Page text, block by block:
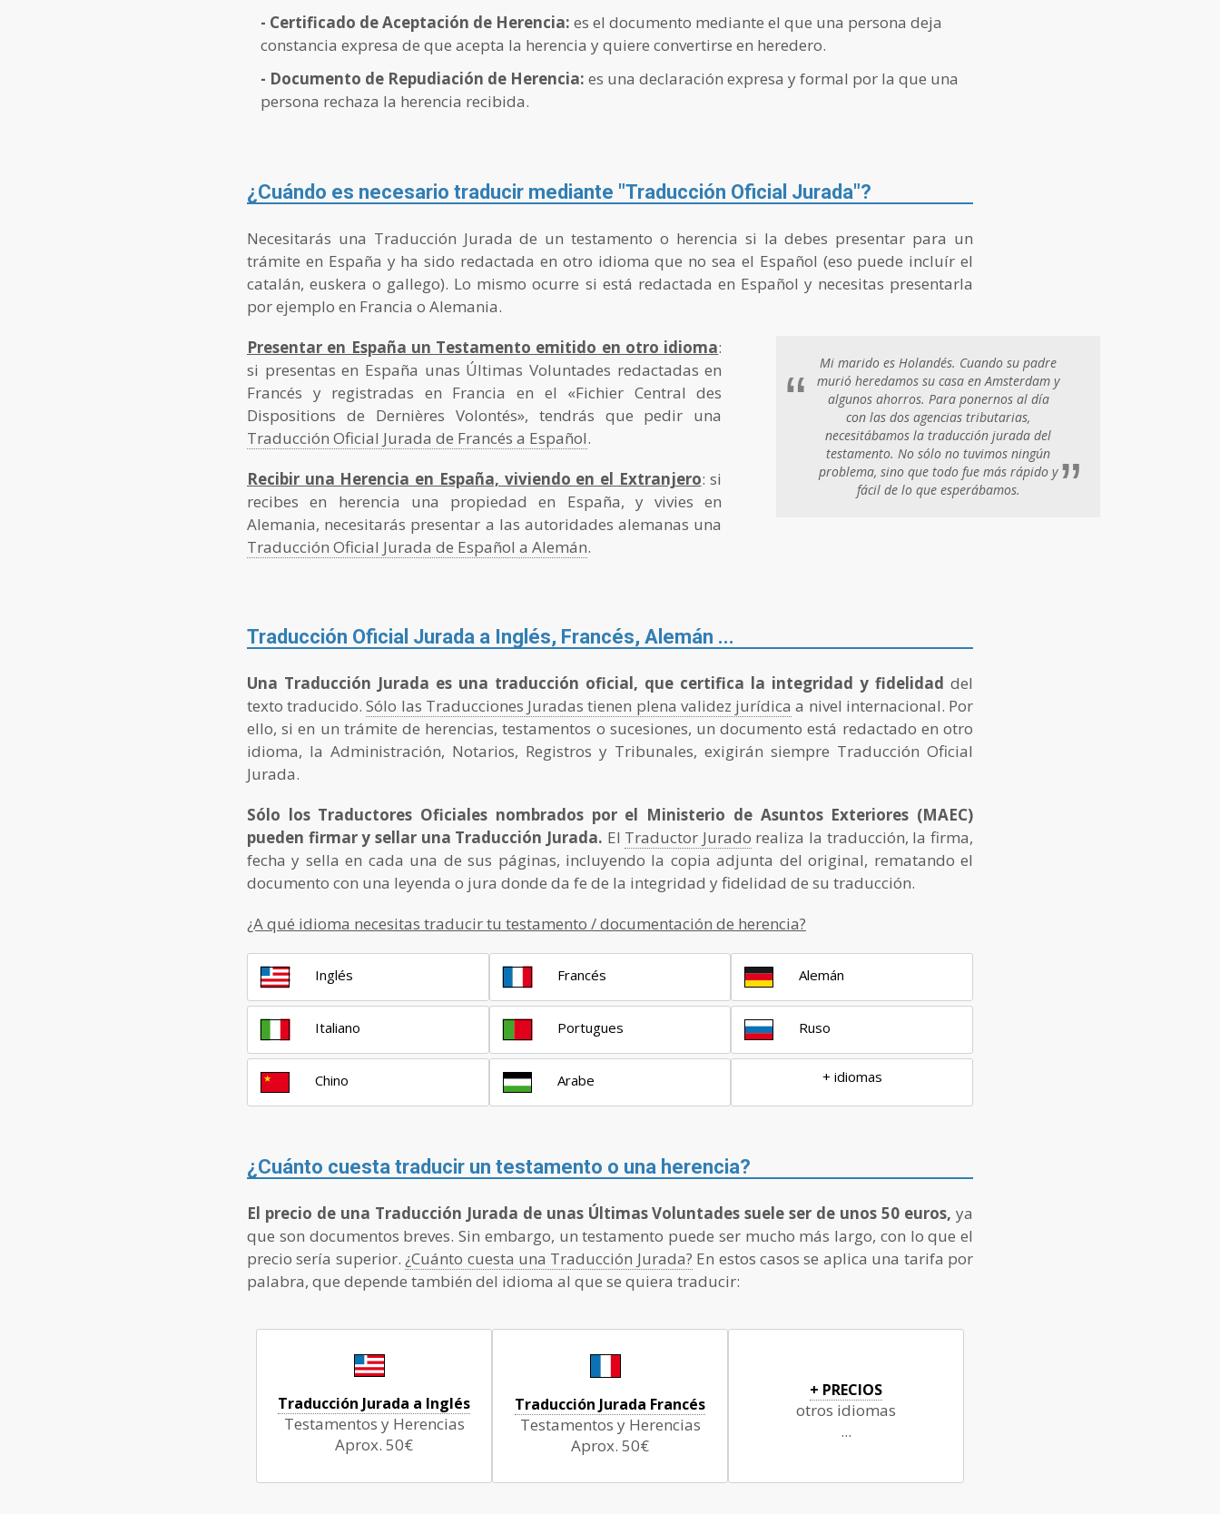
- Certificado de Aceptación de Herencia: es el documento mediante el que una persona deja
constancia expresa de que acepta la herencia y quiere convertirse en heredero.
- Documento de Repudiación de Herencia: es una declaración expresa y formal por la que una
persona rechaza la herencia recibida.
¿Cuándo es necesario traducir mediante "Traducción Oficial Jurada"?
Necesitarás una Traducción Jurada de un testamento o herencia si la debes presentar para un
trámite en España y ha sido redactada en otro idioma que no sea el Español (eso puede incluír el
catalán, euskera o gallego). Lo mismo ocurre si está redactada en Español y necesitas presentarla
por ejemplo en Francia o Alemania.
Presentar en España un Testamento emitido en otro idioma:
si presentas en España unas Últimas Voluntades redactadas en
Francés y registradas en Francia en el «Fichier Central des
Dispositions de Dernières Volontés», tendrás que pedir una
Traducción Oficial Jurada de Francés a Español.
Recibir una Herencia en España, viviendo en el Extranjero: si
recibes en herencia una propiedad en España, y vivies en
Alemania, necesitarás presentar a las autoridades alemanas una
Traducción Oficial Jurada de Español a Alemán.
“
Mi marido es Holandés. Cuando su padre
murió heredamos su casa en Amsterdam y
algunos ahorros. Para ponernos al día
con las dos agencias tributarias,
necesitábamos la traducción jurada del
testamento. No sólo no tuvimos ningún
problema, sino que todo fue más rápido y
fácil de lo que esperábamos.
”
Traducción Oficial Jurada a Inglés, Francés, Alemán ...
Una Traducción Jurada es una traducción oficial, que certifica la integridad y fidelidad del
texto traducido.Sólo las Traducciones Juradas tienen plena validez jurídica a nivel internacional. Por
ello, si en un trámite de herencias, testamentos o sucesiones, un documento está redactado en otro
idioma, la Administración, Notarios, Registros y Tribunales, exigirán siempre Traducción Oficial
Jurada.
Sólo los Traductores Oficiales nombrados por el Ministerio de Asuntos Exteriores (MAEC)
pueden firmar y sellar una Traducción Jurada. El Traductor Jurado realiza la traducción, la firma,
fecha y sella en cada una de sus páginas, incluyendo la copia adjunta del original, rematando el
documento con una leyenda o jura donde da fe de la integridad y fidelidad de su traducción.
¿A qué idioma necesitas traducir tu testamento / documentación de herencia?
Inglés Francés Alemán
Italiano Portugues Ruso
Chino Arabe + idiomas
¿Cuánto cuesta traducir un testamento o una herencia?
El precio de una Traducción Jurada de unas Últimas Voluntades suele ser de unos 50 euros, ya
que son documentos breves. Sin embargo, un testamento puede ser mucho más largo, con lo que el
precio sería superior.¿Cuánto cuesta una Traducción Jurada? En estos casos se aplica una tarifa por
palabra, que depende también del idioma al que se quiera traducir:
Traducción Jurada a Inglés
Testamentos y Herencias
Aprox. 50€
Traducción Jurada Francés
Testamentos y Herencias
Aprox. 50€
+ PRECIOS
otros idiomas
...